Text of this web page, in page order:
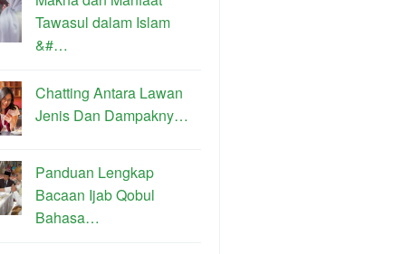
Tawasul dalam Islam
&#…
Chatting Antara Lawan
Jenis Dan Dampakny…
Panduan Lengkap
Bacaan Ijab Qobul
Bahasa…